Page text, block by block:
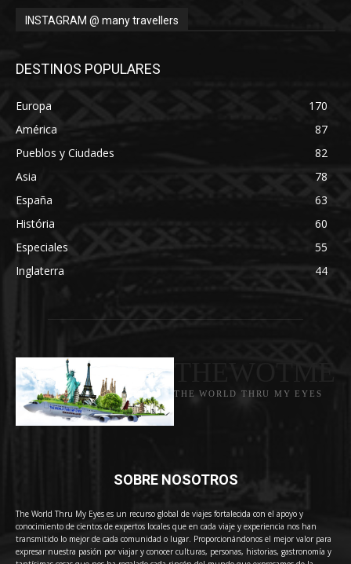
INSTAGRAM @ many travellers
DESTINOS POPULARES
Europa
170
América
87
Pueblos y Ciudades
82
Asia
78
España
63
História
60
Especiales
55
Inglaterra
44
THE WORLD THRU MY EYES
SOBRE NOSOTROS
The World Thru My Eyes es un recurso global de viajes fortalecida con el apoyo y
conocimiento de cientos de expertos locales que en cada viaje y experiencia nos han
transmitido lo mejor de cada comunidad o lugar. Proporcionándonos el mejor valor para
expresar nuestra pasión por viajar y conocer culturas, personas, historias, gastronomía y